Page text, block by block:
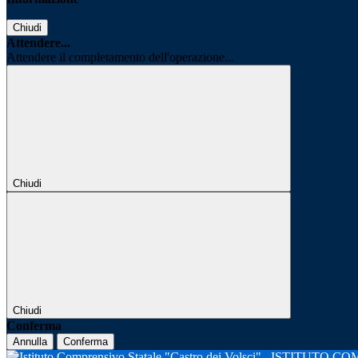
Chiudi
Attendere...
Attendere il completamento dell'operazione...
Chiudi
Chiudi
Conferma
Annulla Conferma